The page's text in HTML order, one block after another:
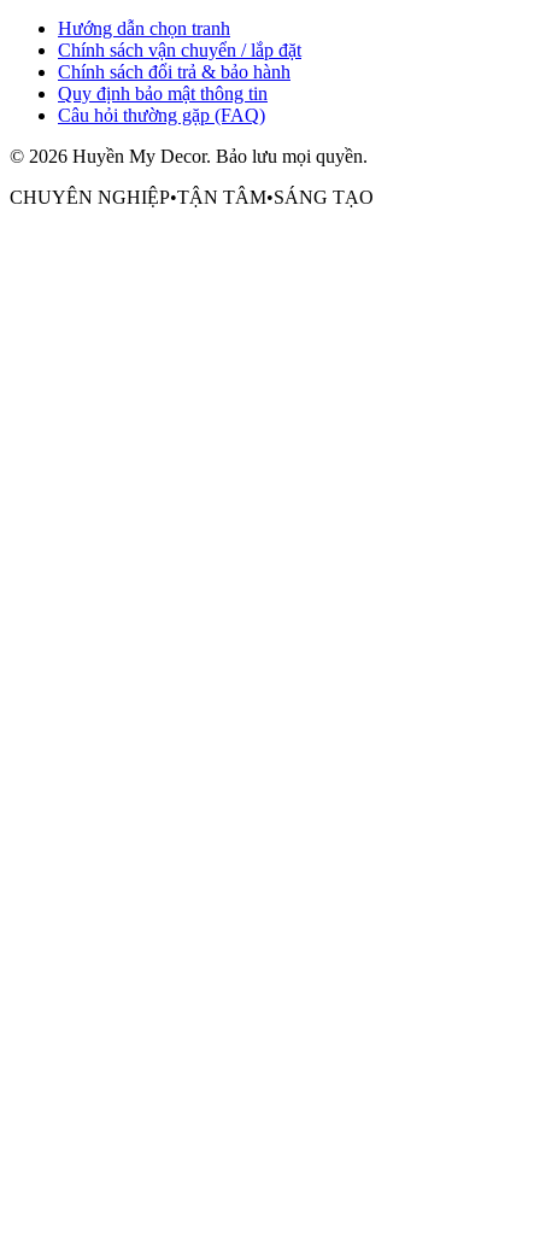
Hướng dẫn chọn tranh
Chính sách vận chuyển / lắp đặt
Chính sách đổi trả & bảo hành
Quy định bảo mật thông tin
Câu hỏi thường gặp (FAQ)
© 2026 Huyền My Decor. Bảo lưu mọi quyền.
CHUYÊN NGHIỆP•TẬN TÂM•SÁNG TẠO